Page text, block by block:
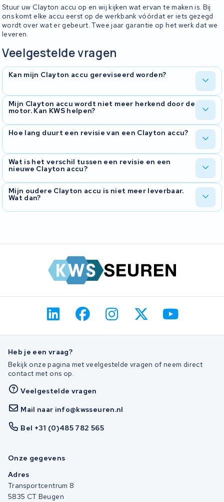
Stuur uw Clayton accu op en wij kijken wat ervan te maken is. Bij
ons komt elke accu eerst op de werkbank vóórdat er iets gezegd
wordt over wat er gebeurt. Twee jaar garantie op het werk dat we
leveren.
Veelgestelde vragen
Kan mijn Clayton accu gereviseerd worden?
In de meeste gevallen wel. We onderzoeken eerst wat er aan de
hand is, vervangen waar nodig de cellen en controleren het BMS.
Mijn Clayton accu wordt niet meer herkend door de
motor. Kan KWS helpen?
Dat probleem zien we vaker. Het zit meestal in het BMS of in de
connector. Wij meten alles door en bespreken vervolgens met u
welke oplossing zinvol is.
Hoe lang duurt een revisie van een Clayton accu?
Doorgaans rond de tien werkdagen vanaf het moment dat we de
accu binnen hebben.
Wat is het verschil tussen een revisie en een
nieuwe Clayton accu?
Bij een revisie houdt u dezelfde behuizing en hetzelfde BMS, en
krijgt u nieuwe cellen erin. Vaak een veel goedkopere oplossing
dan een complete nieuwe accu.
Mijn oudere Clayton accu is niet meer leverbaar.
Wat dan?
Heb je een vraag?
Bekijk onze pagina met veelgestelde vragen of neem direct
contact met ons op.
Veelgestelde vragen
Mail naar info@kwsseuren.nl
Bel +31 (0)485 782 565
Onze gegevens
Adres
Transportcentrum 8
5835 CT Beugen